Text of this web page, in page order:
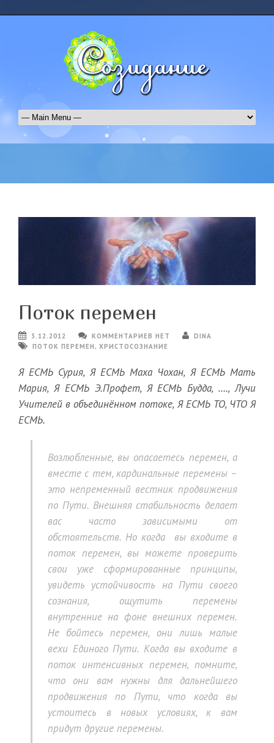
Поток перемен
3.12.2012 КОММЕНТАРИЕВ НЕТ
DINA
ПОТОК ПЕРЕМЕН , ХРИСТОСОЗНАНИЕ
Я ЕСМЬ Сурия, Я ЕСМЬ Маха Чохан, Я ЕСМЬ Мать
Мария, Я ЕСМЬ Э.Профет, Я ЕСМЬ Будда, …., Лучи
Учителей в объединённом потоке, Я ЕСМЬ ТО, ЧТО Я
ЕСМЬ.
Возлюбленные, вы опасаетесь перемен, а
вместе с тем, кардинальные перемены –
это непременный вестник продвижения
по Пути. Внешняя стабильность делает
вас часто зависимыми от
обстоятельств. Но когда вы входите в
поток перемен, вы можете проверить
свои уже сформированные принципы,
увидеть устойчивость на Пути своего
сознания, ощутить перемены
внутренние на фоне внешних перемен.
Не бойтесь перемен, они лишь малые
вехи Единого Пути. Когда вы входите в
поток интенсивных перемен, помните,
что они вам нужны для дальнейшего
продвижения по Пути, что когда вы
устоитесь в новых условиях, к вам
придут другие перемены.